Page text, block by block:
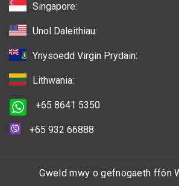
Singapore:
Unol Daleithiau:
Ynysoedd Virgin Prydain:
Lithwania:
+65 8641 5350
+65 932 66888
Gweld mwy o gefnogaeth ffôn